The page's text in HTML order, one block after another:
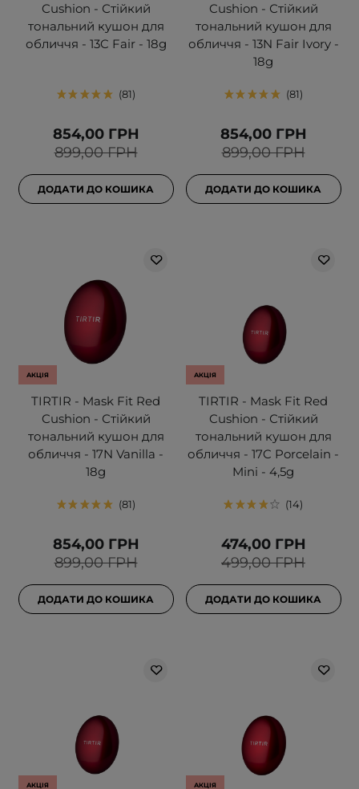
Cushion - Стійкий
тональний кушон для
обличчя - 13C Fair - 18g
81
899,00 ГРН
854,00 ГРН
ДОДАТИ ДО КОШИКА
Cushion - Стійкий
тональний кушон для
обличчя - 13N Fair Ivory -
18g
81
899,00 ГРН
854,00 ГРН
ДОДАТИ ДО КОШИКА
АКЦІЯ
TIRTIR - Mask Fit Red
Cushion - Стійкий
тональний кушон для
обличчя - 17N Vanilla -
18g
81
899,00 ГРН
854,00 ГРН
ДОДАТИ ДО КОШИКА
АКЦІЯ
TIRTIR - Mask Fit Red
Cushion - Стійкий
тональний кушон для
обличчя - 17C Porcelain -
Mini - 4,5g
14
499,00 ГРН
474,00 ГРН
ДОДАТИ ДО КОШИКА
АКЦІЯ АКЦІЯ